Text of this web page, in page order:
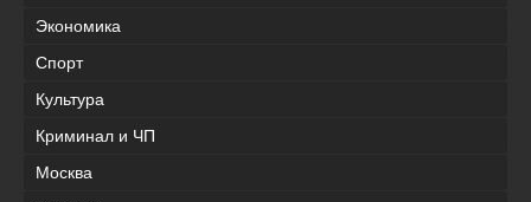
Экономика
Спорт
Культура
Криминал и ЧП
Москва